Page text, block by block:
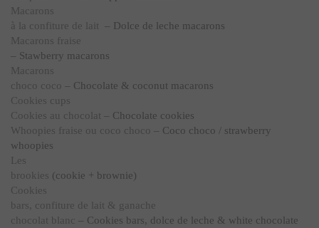
Macarons
à la confiture de lait
– Dolce de leche macarons
Macarons fraise
– Stawberry macarons
Macarons
choco coco – Chocolate & coconut macarons
Cookies cups
Cookies au chocolat – Chocolate cookies
Whoopies fraise ou coco choco – Coco choco / strawberry
whoopies
Les
brookies (cookie + brownie)
Cookies
bars, confiture de lait & ganache
chocolat blanc – Cookies bars, dolce de leche & white chocolate